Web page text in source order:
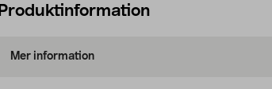
Produktinformation
Mer information